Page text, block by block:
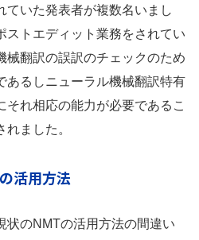
ていた発表者が複数名いまし
ストエディット業務をされてい
械翻訳の誤訳のチェックのため
あるしニューラル機械翻訳特有
それ相応の能力が必要であるこ
ました。
活用方法
状のNMTの活用方法の間違い